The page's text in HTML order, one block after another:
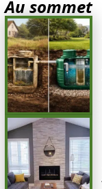
Au sommet